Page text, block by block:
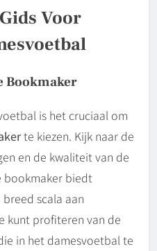
Voor
Bookmaker
is het cruciaal om
te kiezen. Kijk naar de
en de kwaliteit van de
bookmaker biedt
scala aan
kunt profiteren van de
in het damesvoetbal te